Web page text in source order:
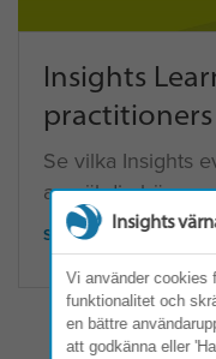
Insights
practitioners
Se vilka Insights
anmäl dig här:
SE EVENTS
Insights
Vi använder cookies
funktionalitet och
en bättre
att godkänna eller